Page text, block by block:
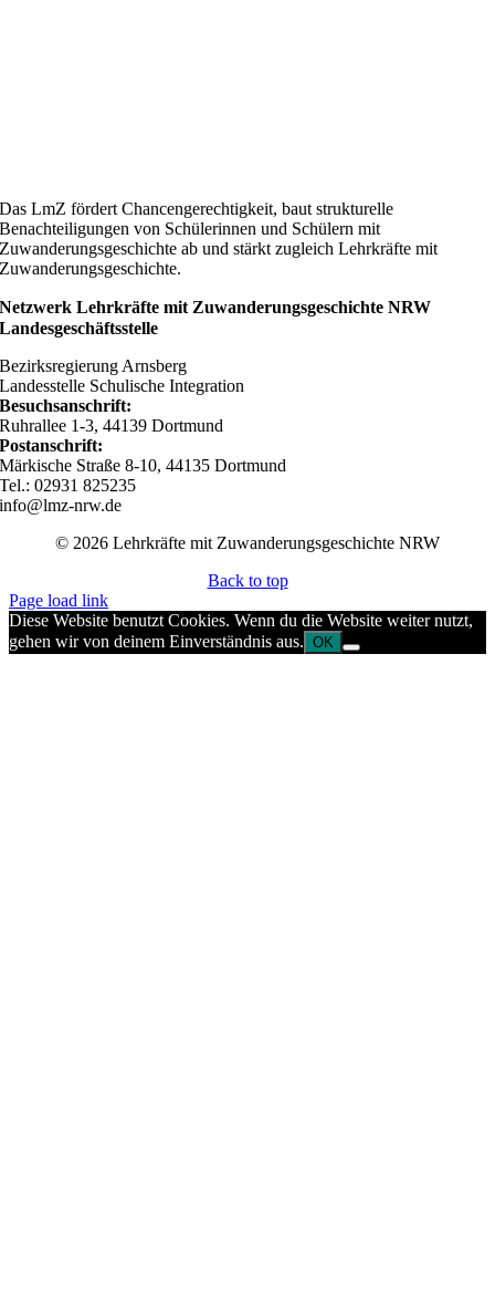
Das LmZ fördert Chancengerechtigkeit, baut strukturelle
Benachteiligungen von Schülerinnen und Schülern mit
Zuwanderungsgeschichte ab und stärkt zugleich Lehrkräfte mit
Zuwanderungsgeschichte.
Netzwerk Lehrkräfte mit Zuwanderungsgeschichte NRW
Landesgeschäftsstelle
Bezirksregierung Arnsberg
Landesstelle Schulische Integration
Besuchsanschrift:
Ruhrallee 1-3, 44139 Dortmund
Postanschrift:
Märkische Straße 8-10, 44135 Dortmund
Tel.: 02931 825235
info@lmz-nrw.de
© 2026 Lehrkräfte mit Zuwanderungsgeschichte NRW
Back to top
Page load link
Diese Website benutzt Cookies. Wenn du die Website weiter nutzt,
gehen wir von deinem Einverständnis aus. OK